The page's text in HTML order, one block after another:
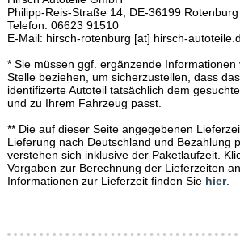
Philipp-Reis-Straße 14, DE-36199
Telefon: 06623 91510
E-Mail: hirsch-rotenburg [at] hirsch-
* Sie müssen ggf. ergänzende
Stelle beziehen, um sicherzustellen, dass
identifizerte Autoteil tatsächlich dem
und zu Ihrem Fahrzeug passt.
** Die auf dieser Seite angegebenen
Lieferung nach Deutschland und Bezahlung
verstehen sich inklusive der Paketlaufzeit.
Vorgaben zur Berechnung der Lieferzeiten
Informationen zur Lieferzeit finden Sie hier.